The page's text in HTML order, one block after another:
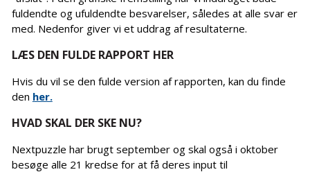
fuldendte og ufuldendte besvarelser, således at alle svar er
med. Nedenfor giver vi et uddrag af resultaterne.
LÆS DEN FULDE RAPPORT HER
Hvis du vil se den fulde version af rapporten, kan du finde
den her.
HVAD SKAL DER SKE NU?
Nextpuzzle har brugt september og skal også i oktober
besøge alle 21 kredse for at få deres input til